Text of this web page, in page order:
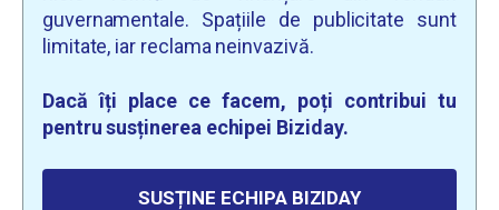
guvernamentale. Spațiile de publicitate sunt
limitate, iar reclama neinvazivă.
Dacă îți place ce facem, poți contribui tu
pentru susținerea echipei Biziday.
SUSȚINE ECHIPA BIZIDAY